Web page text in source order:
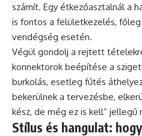
számít. Egy étkezőasztalnál a
is fontos a felületkezelés, főleg
vendégség esetén.
Végül gondolj a rejtett
konnektorok beépítése a
burkolás, esetleg fűtés
bekerülnek a tervezésbe,
kész, de még ez is kell”
Stílus és hangulat: